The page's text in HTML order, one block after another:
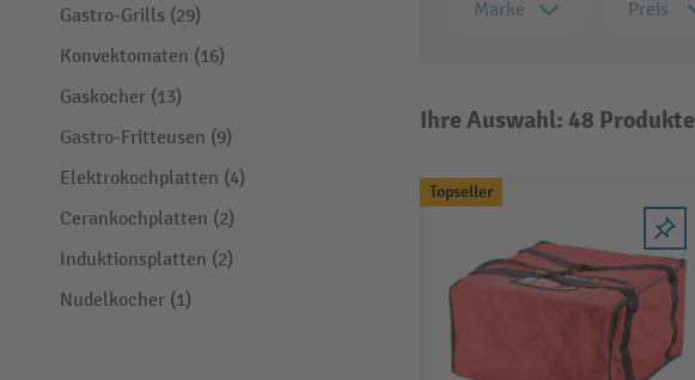
Gastro-Grills (29)
Konvektomaten (16)
Gaskocher (13)
Gastro-Fritteusen (9)
Elektrokochplatten (4)
Cerankochplatten (2)
Induktionsplatten (2)
Nudelkocher (1)
Marke Preis
Ihre Auswahl: 48 Produkte
Topseller